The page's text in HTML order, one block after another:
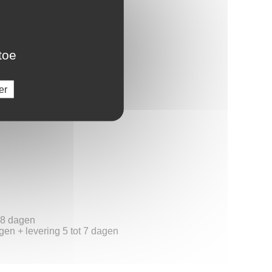
dagen
+ levering 5 tot 7 dagen